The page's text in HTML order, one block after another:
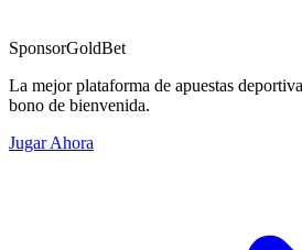
SponsorGoldBet
La mejor plataforma de apuestas
bono de bienvenida.
Jugar Ahora